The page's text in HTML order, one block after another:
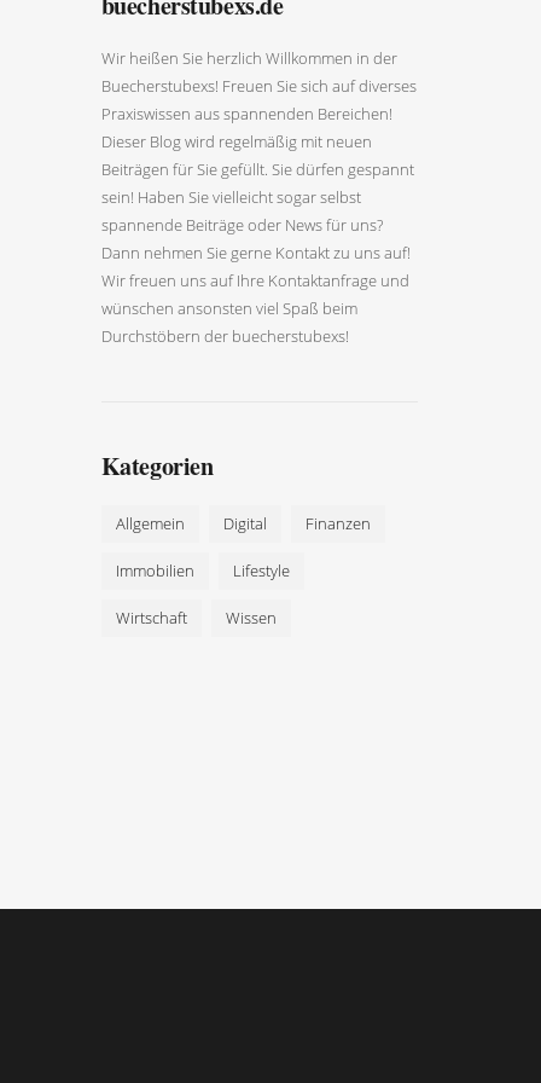
Wir heißen Sie herzlich Willkommen in der
Buecherstubexs! Freuen Sie sich auf diverses
Praxiswissen aus spannenden Bereichen!
Dieser Blog wird regelmäßig mit neuen
Beiträgen für Sie gefüllt. Sie dürfen gespannt
sein! Haben Sie vielleicht sogar selbst
spannende Beiträge oder News für uns?
Dann nehmen Sie gerne Kontakt zu uns auf!
Wir freuen uns auf Ihre Kontaktanfrage und
wünschen ansonsten viel Spaß beim
Durchstöbern der buecherstubexs!
Kategorien
Allgemein Digital Finanzen
Immobilien Lifestyle
Wirtschaft Wissen